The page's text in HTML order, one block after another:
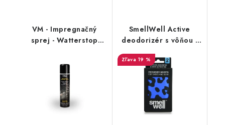
VM - Impregnačný
sprej - Watterstop
SmellWell Active
deodorizér s vôňou -
Leopard Blue
19 %